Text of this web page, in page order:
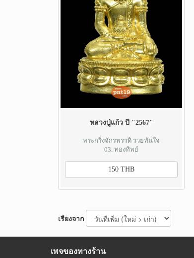
หลวงปู่แก้ว ปี "2567"
พระกริ่งจักรพรรดิ รวยทันใจ
03. ทองทิพย์
150 THB
เรียงจาก
เพจของทางร้าน